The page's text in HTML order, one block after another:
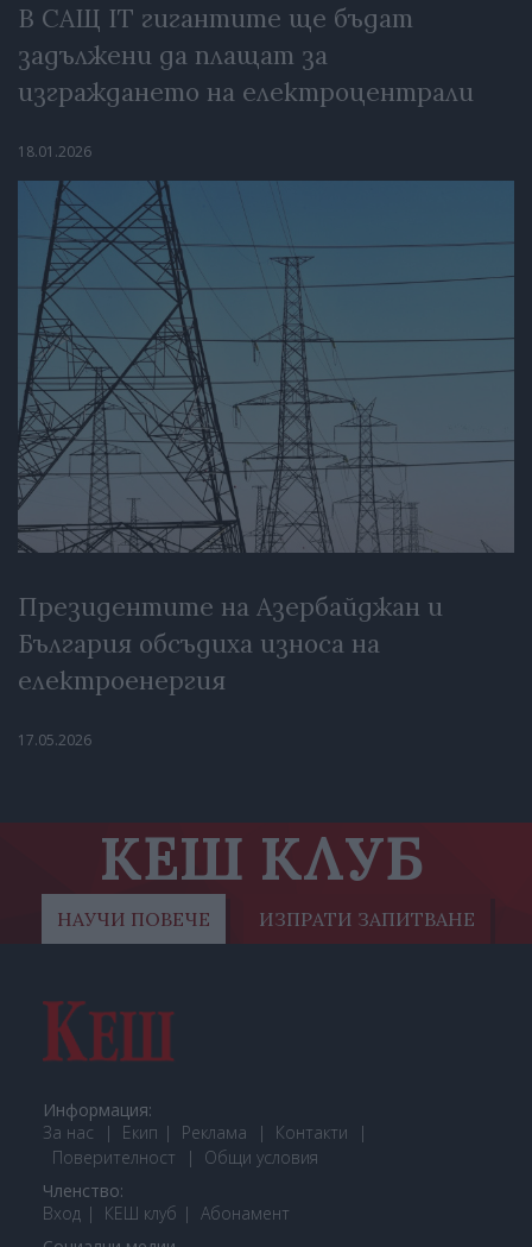
В САЩ IT гигантите ще бъдат
задължени да плащат за
изграждането на електроцентрали
18.01.2026
Президентите на Азербайджан и
България обсъдиха износа на
електроенергия
17.05.2026
КЕШ КЛУБ
НАУЧИ ПОВЕЧЕ ИЗПРАТИ ЗАПИТВАНЕ
Информация:
За нас
Екип Реклама
Контакти
Поверителност
Общи условия
Членство:
Вход
КЕШ клуб Абонамент